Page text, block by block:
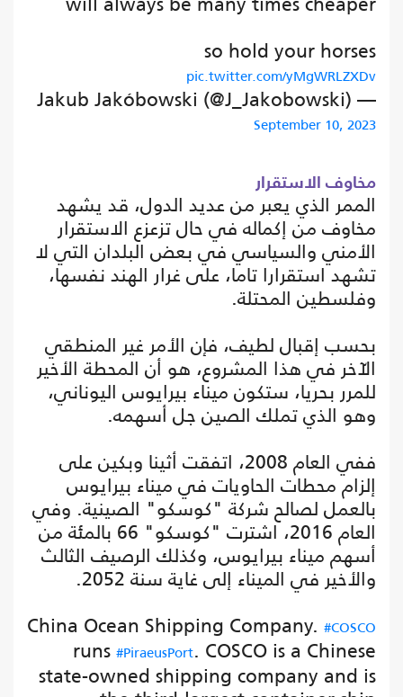
so hold your horses
pic.twitter.com/yMgWRLZXDv
— Jakub Jakóbowski (@J_Jakobowski)
September 10, 2023
مخاوف الاستقرار
الممر الذي يعبر من عديد الدول، قد يشهد
مخاوف من إكماله في حال تزعزع الاستقرار
الأمني والسياسي في بعض البلدان التي لا
تشهد استقرارا تاما، على غرار الهند نفسها،
وفلسطين المحتلة.
بحسب إقبال لطيف، فإن الأمر غير المنطقي
الآخر في هذا المشروع، هو أن المحطة الأخير
للمرر بحريا، ستكون ميناء بيرايوس اليوناني،
وهو الذي تملك الصين جل أسهمه.
ففي العام 2008، اتفقت أثينا وبكين على
إلزام محطات الحاويات في ميناء بيرايوس
بالعمل لصالح شركة "كوسكو" الصينية. وفي
العام 2016، اشترت "كوسكو" 66 بالمئة من
أسهم ميناء بيرايوس، وكذلك الرصيف الثالث
والأخير في الميناء إلى غاية سنة 2052.
China Ocean Shipping Company. #COSCO
runs #PiraeusPort. COSCO is a Chinese
state-owned shipping company and is